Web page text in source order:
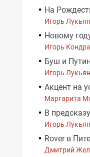
На
Игорь
Новому
Игорь
Буш и
Игорь
Акцент на
Маргарита
В
Игорь
Rover в
Дмитрий